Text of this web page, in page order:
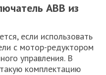
ABB из
если использовать
с мотор-редуктором
управления. В
комплектацию